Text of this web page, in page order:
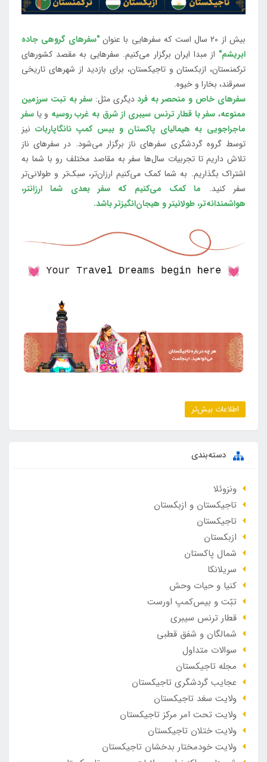
بیش از 20 سال است که سفرهایی با عنوان
"سفرهای گروهی جاده
ابریشم" از مبدا ایران برگزار می‌کنیم. سفرهایی به مقصد کشورهای
ترکمنستان، ازبکستان و تاجیکستان، برای بازدید از شهرهای تاریخی
سمرقند، بخارا و خیوه.
سفرهای خاص و منحصر به فرددیگری مثل:سفر به تبت سرزمین
ممنوعه، سفر با قطار ترنس سیبری از شرق به غرب روسیه و یا سفر
ماجراجویی به هیمالیای پاکستان و بیس کمپ نانگاپاربات نیز
توسط گروه گردشگری سفرهای ناز برگزار می‌شود. در سفرهای ناز
تلاش داریم تا تجربیات سال‌ها سفر به مقاصد مختلف رو با شما به
اشتراک بگذاریم. به شما کمک می‌کنیم ارزان‌تر، سبک‌تر و طولانی‌تر
سفر کنید. ما کمک می‌کنیم که سفر بعدی شما ارزانتر،
هواشمندانه‌تر، طولانی‎تر و هیجان‌انگیزتر باشد.
اطلاعات بیش‌تر
دسته‌بندی
ونزوئلا
تاجیکستان و ازبکستان
تاجیکستان
ازبکستان
شمال پاکستان
سریلانکا
کنیا و حیات وحش
تبّت و بیس‌کمپ اورست
قطار ترنس سیبری
شمالگان و شفق قطبی
سوالات متداول
مجله تاجیکستان
عجایب گردشگری تاجیکستان
ولایت سغد تاجیکستان
ولایت تحت امر مرکز تاجیکستان
ولایت ختلان تاجیکستان
ولایت خودمختار بدخشان تاجیکستان